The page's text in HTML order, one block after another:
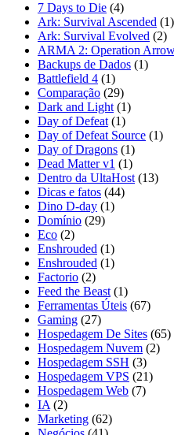
7 Days to Die (4)
Ark: Survival Ascended (1)
Ark: Survival Evolved (2)
ARMA 2: Operation
Backups de Dados (1)
Battlefield 4 (1)
Comparação (29)
Dark and Light(1)
Day of Defeat(1)
Day of Defeat Source (1)
Day of Dragons (1)
Dead Matter v1 (1)
Dentro da UltaHost(13)
Dicas e fatos (44)
Dino D-day (1)
Domínio (29)
Eco (2)
Enshrouded (1)
Enshrouded (1)
Factorio (2)
Feed the Beast(1)
Ferramentas Úteis (67)
Gaming (27)
Hospedagem De Sites (65)
Hospedagem Nuvem (2)
Hospedagem SSH (3)
Hospedagem VPS (21)
Hospedagem Web (7)
IA(2)
Marketing (62)